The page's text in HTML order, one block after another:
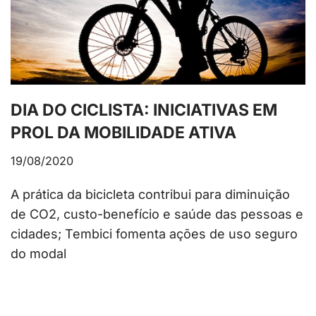
DIA DO CICLISTA: INICIATIVAS EM
PROL DA MOBILIDADE ATIVA
19/08/2020
A prática da bicicleta contribui para diminuição
de CO2, custo-benefício e saúde das pessoas e
cidades; Tembici fomenta ações de uso seguro
do modal